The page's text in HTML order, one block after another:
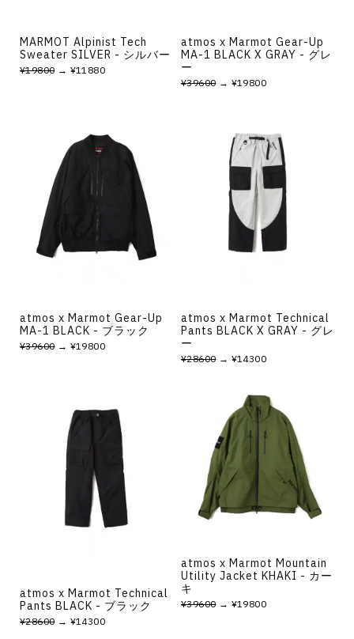
MARMOT Alpinist Tech
Sweater SILVER - シルバー
¥19800→ ¥11880
atmos x Marmot Gear-Up
MA-1 BLACK X GRAY - グレ
ー
¥39600→ ¥19800
atmos x Marmot Gear-Up
MA-1 BLACK - ブラック
¥39600→ ¥19800
atmos x Marmot Technical
Pants BLACK X GRAY - グレ
ー
¥28600→ ¥14300
atmos x Marmot Technical
Pants BLACK - ブラック
¥28600→ ¥14300
atmos x Marmot Mountain
Utility Jacket KHAKI - カー
キ
¥39600→ ¥19800